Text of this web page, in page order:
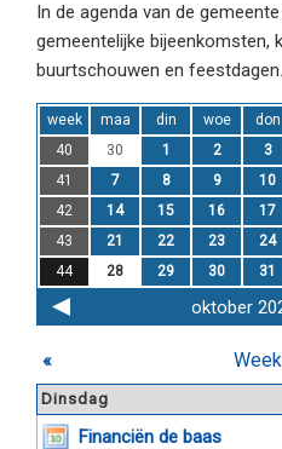
In de agenda van de
gemeentelijke bijeenkomsten,
buurtschouwen en feestdagen.
week maa din woe don
40
30 1 2 3
41
7 8 9 10
42
14 15 16 17
43
21 22 23 24
44
28 29 30 31
oktober
«
Dinsdag
Financiën de baas